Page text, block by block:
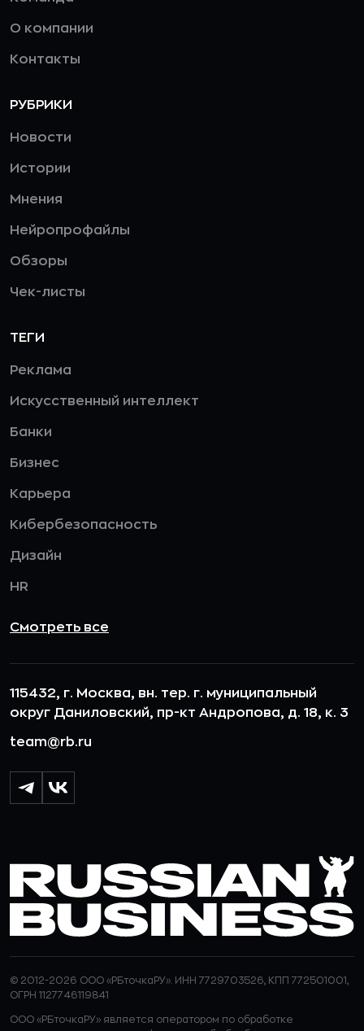
О компании
Контакты
РУБРИКИ
Новости
Истории
Мнения
Нейропрофайлы
Обзоры
Чек-листы
ТЕГИ
Реклама
Искусственный интеллект
Банки
Бизнес
Карьера
Кибербезопасность
Дизайн
HR
Смотреть все
115432, г. Москва, вн. тер. г. муниципальный
округ Даниловский, пр-кт Андропова, д. 18, к. 3
team@rb.ru
© 2012-2026 ООО «РБточкаРУ». ИНН 7729703526, КПП 772501001,
ОГРН 1127746119841
ООО «РБточкаРУ» является оператором по обработке